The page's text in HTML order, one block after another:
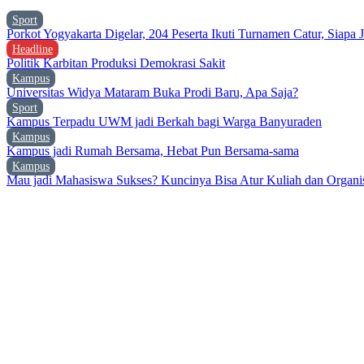
Sport
Porkot Yogyakarta Digelar, 204 Peserta Ikuti Turnamen Catur, Siapa
Headline
Politik Karbitan Produksi Demokrasi Sakit
Kampus
Universitas Widya Mataram Buka Prodi Baru, Apa Saja?
Sport
Kampus Terpadu UWM jadi Berkah bagi Warga Banyuraden
Kampus
Kampus jadi Rumah Bersama, Hebat Pun Bersama-sama
Kampus
Mau jadi Mahasiswa Sukses? Kuncinya Bisa Atur Kuliah dan